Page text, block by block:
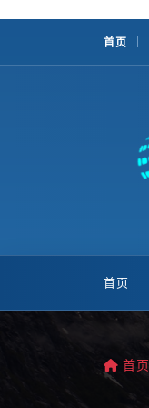
首页
首页
首页